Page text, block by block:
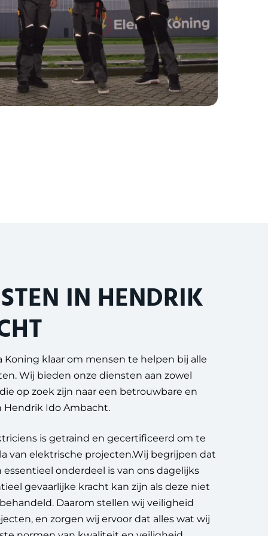
IN HENDRIK
Koning klaar om mensen te helpen bij alle
Wij bieden onze diensten aan zowel
op zoek zijn naar een betrouwbare en
Hendrik Ido Ambacht.
is getraind en gecertificeerd om te
van elektrische projecten.Wij begrijpen dat
onderdeel is van ons dagelijks
gevaarlijke kracht kan zijn als deze niet
Daarom stellen wij veiligheid
en zorgen wij ervoor dat alles wat wij